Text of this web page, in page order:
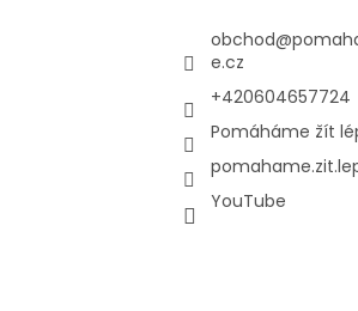
obchod@
e.cz
+420604657724
Pomáháme žít
YouTube